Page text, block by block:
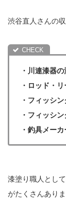
渋谷直人さんの
・川連漆器
・ロッド・
・フィッシ
・フィッシ
・釣具メー
漆塗り職人とし
がたくさんありま